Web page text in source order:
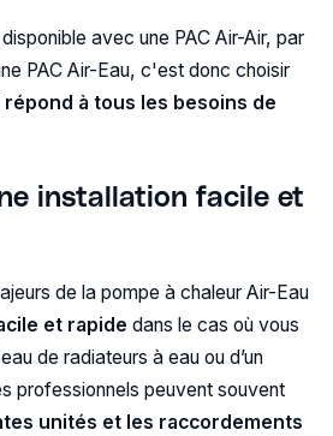
avec une PAC Air-Air, par
PAC Air-Eau, c'est donc choisir
à tous les besoins de
installation facile et
de la pompe à chaleur Air-Eau
et rapide dans le cas où vous
de radiateurs à eau ou d’un
professionnels peuvent souvent
unités et les raccordements